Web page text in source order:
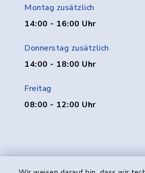
Montag zusätzlich
14:00 - 16:00 Uhr
Donnerstag zusätzlich
14:00 - 18:00 Uhr
Freitag
08:00 - 12:00 Uhr